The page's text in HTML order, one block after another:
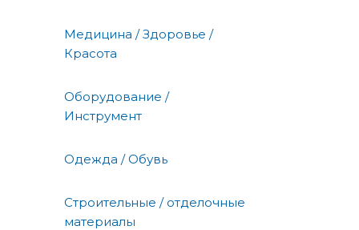
Медицина / Здоровье /
Красота
Оборудование /
Инструмент
Одежда / Обувь
Строительные / отделочные
материалы